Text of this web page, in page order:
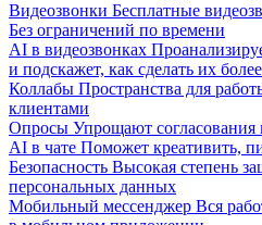
Видеозвонки Бесплатные
Без ограничений по времени
AI в видеозвонках
и подскажет, как сделать их
Коллабы Пространства для
клиентами
Опросы Упрощают согласования
AI в чате Поможет креативить,
Безопасность Высокая степень
персональных данных
Мобильный мессенджер Вся